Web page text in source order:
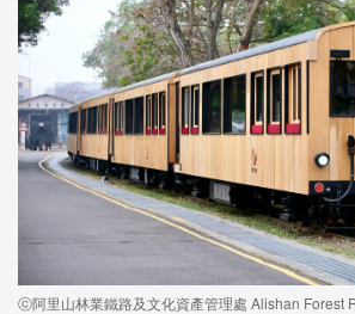
ⓒ阿里山林業鐵路及文化資產管理處 Alishan Forest